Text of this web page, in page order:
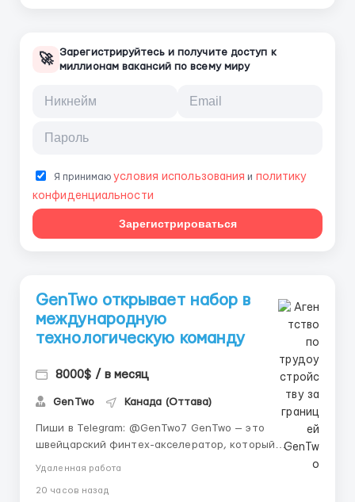
🚀 Зарегистрируйтесь и получите доступ к
миллионам вакансий по всему миру
Я принимаюусловия использования и политику
конфиденциальности
Зарегистрироваться
GenTwo открывает набор в
международную
технологическую команду
8000$ / в месяц
GenTwo Канада (Оттава)
Пиши в Telegram: @GenTwo7 GenTwo — это
швейцарский финтех-акселератор, который
переводит любые активы (от классических акций до
помощью AI. Наша ИИ-экосистема расширяется, и
Удаленная работа
20 часов назад